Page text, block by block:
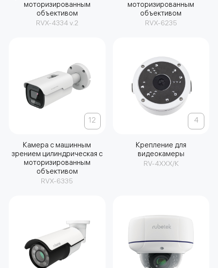
моторизированным
объективом
RVX-4334 v.2
моторизированным
объективом
RVX-6235
12
Камера с машинным
зрением цилиндрическая с
моторизированным
объективом
RVX-6335
4
Крепление для
видеокамеры
RV-4XXX/К